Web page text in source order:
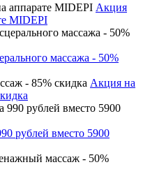
Акция
MIDEPI
массажа - 50%
Акция на
рублей вместо 5900